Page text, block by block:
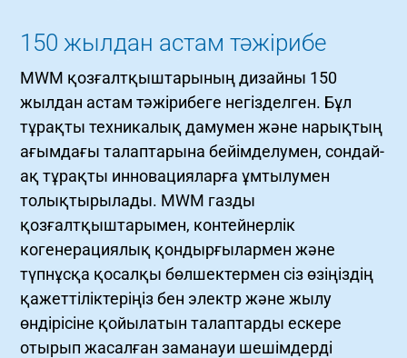
150 жылдан астам тәжірибе
MWM қозғалтқыштарының дизайны 150
жылдан астам тәжірибеге негізделген. Бұл
тұрақты техникалық дамумен және нарықтың
ағымдағы талаптарына бейімделумен, сондай-
ақ тұрақты инновацияларға ұмтылумен
толықтырылады. MWM газды
қозғалтқыштарымен, контейнерлік
когенерациялық қондырғылармен және
түпнұсқа қосалқы бөлшектермен сіз өзіңіздің
қажеттіліктеріңіз бен электр және жылу
өндірісіне қойылатын талаптарды ескере
отырып жасалған заманауи шешімдерді